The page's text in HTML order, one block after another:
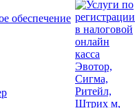
обеспечение